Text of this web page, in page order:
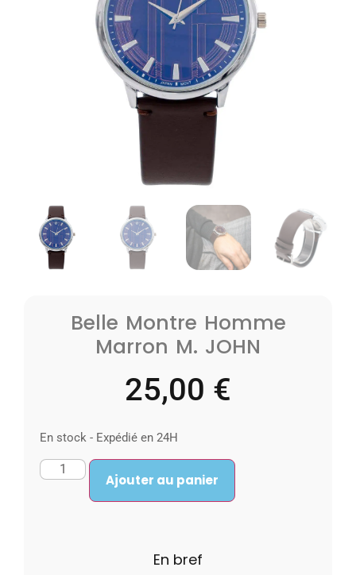
Belle Montre Homme
Marron M. JOHN
25,00 €
En stock - Expédié en 24H
Ajouter au panier
En bref